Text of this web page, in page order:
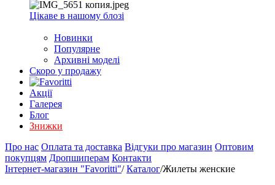
Цікаве в нашому блозі
Новинки
Популярне
Архивні моделі
Скоро у продажу
Акції
Галерея
Блог
Знижки
Про нас Оплата та доставка Відгуки про магазин Оптовим
покупцям Дропшиперам Контакти
Інтернет-магазин "Favoritti"/ Каталог/Жилеты женские